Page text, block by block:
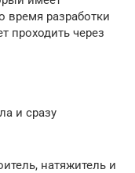
разработки
проходить через
и сразу
натяжитель и